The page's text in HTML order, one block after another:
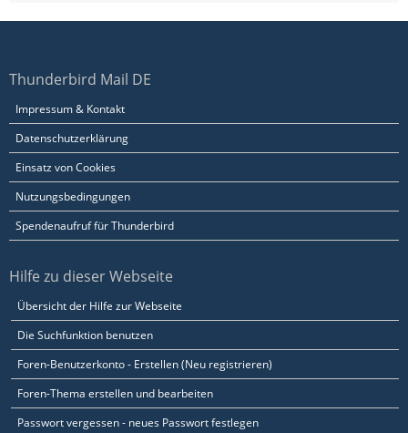
Thunderbird Mail DE
Impressum & Kontakt
Datenschutzerklärung
Einsatz von Cookies
Nutzungsbedingungen
Spendenaufruf für Thunderbird
Hilfe zu dieser Webseite
Übersicht der Hilfe zur Webseite
Die Suchfunktion benutzen
Foren-Benutzerkonto - Erstellen (Neu registrieren)
Foren-Thema erstellen und bearbeiten
Passwort vergessen - neues Passwort festlegen